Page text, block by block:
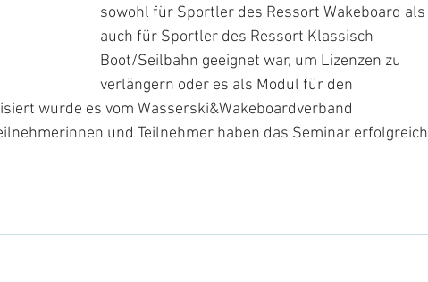
sowohl für Sportler des Ressort Wakeboard als
auch für Sportler des Ressort Klassisch
Boot/Seilbahn geeignet war, um Lizenzen zu
verlängern oder es als Modul für den
wurde es vom Wasserski&Wakeboardverband
und Teilnehmer haben das Seminar erfolgreich